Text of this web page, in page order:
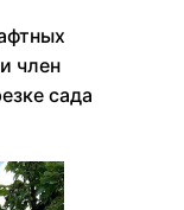
член
сада